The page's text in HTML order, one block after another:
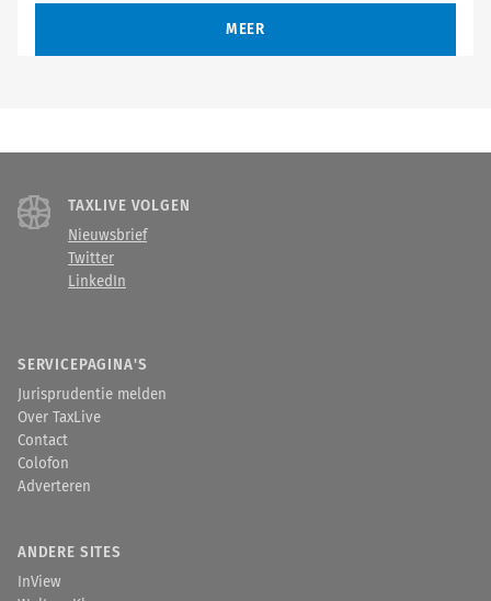
MEER
TAXLIVE VOLGEN
Nieuwsbrief
Twitter
LinkedIn
SERVICEPAGINA'S
Jurisprudentie melden
Over TaxLive
Contact
Colofon
Adverteren
ANDERE SITES
InView